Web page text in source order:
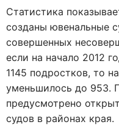
Статистика
созданы ювенальные
совершенных
если на начало 2012
1145 подростков, то
уменьшилось до 953.
предусмотрено
судов в районах края.